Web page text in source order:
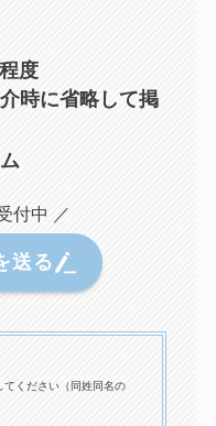
度
時に省略して掲
付中 ／
送る
ください（同姓同名の